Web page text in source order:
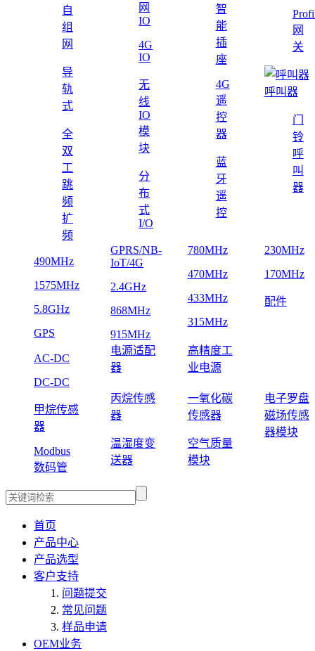
自
组
网
导
轨
式
全
双
工
跳
频
扩
频
网
IO
4G
IO
无
线
IO
模
块
分
布
式
I/O
智
能
插
座
4G
遥
控
器
蓝
牙
遥
控
网
关
呼叫器
门
铃
呼
叫
器
490MHz
1575MHz
5.8GHz
GPS
GPRS/NB-
IoT/4G
2.4GHz
868MHz
915MHz
780MHz
470MHz
433MHz
315MHz
230MHz
170MHz
配件
AC-DC
DC-DC
电源适配
器
高精度工
业电源
甲烷传感
器
Modbus
数码管
丙烷传感
器
温湿度变
送器
一氧化碳
传感器
空气质量
模块
电子罗盘
磁场传感
器模块
首页
产品中心
产品选型
客户支持
问题提交
常见问题
样品申请
OEM业务